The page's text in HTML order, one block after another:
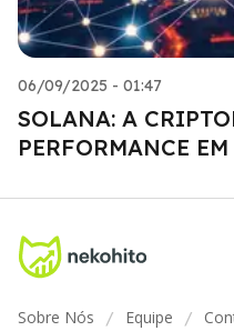
06/09/2025 - 01:47
SOLANA: A
PERFORMANCE
Sobre Nós / Equipe /